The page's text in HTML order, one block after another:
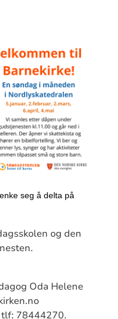
seg å delta på
og den
Oda Helene
78444270.